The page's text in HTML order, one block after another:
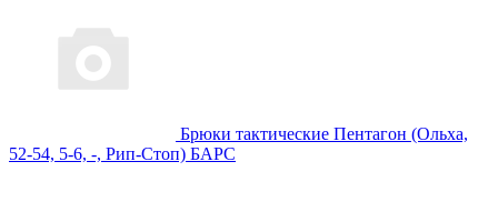
Брюки тактические Пентагон (Ольха,
52-54, 5-6, -, Рип-Стоп) БАРС